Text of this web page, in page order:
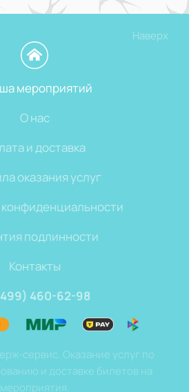
Наверх
мероприятий
О нас
и доставка
оказания услуг
подлинности
Контакты
460-62-98
сервис. Оказание услуг по
и доставке билетов на
мероприятия.